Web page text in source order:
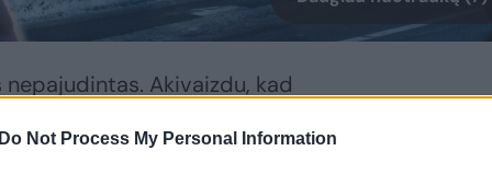
Do Not Process My Personal Information
Akivaizdu, kad